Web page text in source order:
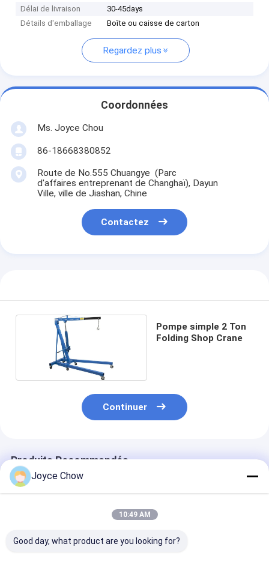
Délai de livraison
30-45days
Détails d'emballage
Boîte ou caisse de carton
Regardez plus
Coordonnées
Ms. Joyce Chou
86-18668380852
Route de No.555 Chuangye (Parc
d'affaires entreprenant de Changhaï), Dayun
Ville, ville de Jiashan, Chine
Contactez
Pompe simple 2 Ton
Folding Shop Crane
Continuer
Produits Recommandés
Joyce Chow
10:49 AM
Good day, what product are you looking for?